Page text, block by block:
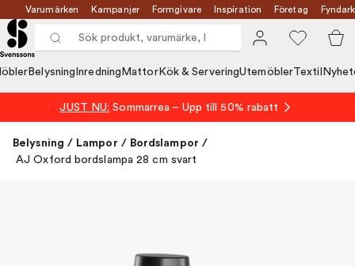
Varumärken Kampanjer Formgivare Inspiration Företag
Belysning Inredning MattorKök & ServeringUtemöblerTextil
JUST NU: Sommarrea – Upp till 50% rabatt
Belysning / Lampor / Bordslampor /
AJ Oxford bordslampa 28 cm svart